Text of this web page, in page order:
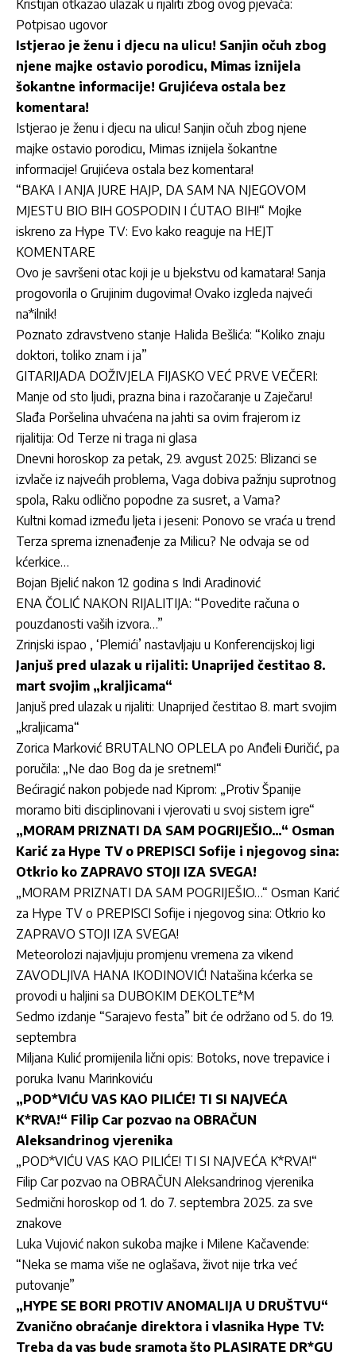
Kristijan otkazao ulazak u rijaliti zbog ovog pjevača:
Potpisao ugovor
Istjerao je ženu i djecu na ulicu! Sanjin očuh zbog
njene majke ostavio porodicu, Mimas iznijela
šokantne informacije! Grujićeva ostala bez
komentara!
Istjerao je ženu i djecu na ulicu! Sanjin očuh zbog njene
majke ostavio porodicu, Mimas iznijela šokantne
informacije! Grujićeva ostala bez komentara!
“BAKA I ANJA JURE HAJP, DA SAM NA NJEGOVOM
MJESTU BIO BIH GOSPODIN I ĆUTAO BIH!“ Mojke
iskreno za Hype TV: Evo kako reaguje na HEJT
KOMENTARE
Ovo je savršeni otac koji je u bjekstvu od kamatara! Sanja
progovorila o Grujinim dugovima! Ovako izgleda najveći
na*ilnik!
Poznato zdravstveno stanje Halida Bešlića: “Koliko znaju
doktori, toliko znam i ja”
GITARIJADA DOŽIVJELA FIJASKO VEĆ PRVE VEČERI:
Manje od sto ljudi, prazna bina i razočaranje u Zaječaru!
Slađa Poršelina uhvaćena na jahti sa ovim frajerom iz
rijalitija: Od Terze ni traga ni glasa
Dnevni horoskop za petak, 29. avgust 2025: Blizanci se
izvlače iz najvećih problema, Vaga dobiva pažnju suprotnog
spola, Raku odlično popodne za susret, a Vama?
Kultni komad između ljeta i jeseni: Ponovo se vraća u trend
Terza sprema iznenađenje za Milicu? Ne odvaja se od
kćerkice…
Bojan Bjelić nakon 12 godina s Indi Aradinović
ENA ČOLIĆ NAKON RIJALITIJA: “Povedite računa o
pouzdanosti vaših izvora…”
Zrinjski ispao , ‘Plemići’ nastavljaju u Konferencijskoj ligi
Janjuš pred ulazak u rijaliti: Unaprijed čestitao 8.
mart svojim „kraljicama“
Janjuš pred ulazak u rijaliti: Unaprijed čestitao 8. mart svojim
„kraljicama“
Zorica Marković BRUTALNO OPLELA po Anđeli Đuričić, pa
poručila: „Ne dao Bog da je sretnem!“
Bećiragić nakon pobjede nad Kiprom: „Protiv Španije
moramo biti disciplinovani i vjerovati u svoj sistem igre“
„MORAM PRIZNATI DA SAM POGRIJEŠIO…“ Osman
Karić za Hype TV o PREPISCI Sofije i njegovog sina:
Otkrio ko ZAPRAVO STOJI IZA SVEGA!
„MORAM PRIZNATI DA SAM POGRIJEŠIO…“ Osman Karić
za Hype TV o PREPISCI Sofije i njegovog sina: Otkrio ko
ZAPRAVO STOJI IZA SVEGA!
Meteorolozi najavljuju promjenu vremena za vikend
ZAVODLJIVA HANA IKODINOVIĆ! Natašina kćerka se
provodi u haljini sa DUBOKIM DEKOLTE*M
Sedmo izdanje “Sarajevo festa” bit će održano od 5. do 19.
septembra
Miljana Kulić promijenila lični opis: Botoks, nove trepavice i
poruka Ivanu Marinkoviću
„POD*VIĆU VAS KAO PILIĆE! TI SI NAJVEĆA
K*RVA!“ Filip Car pozvao na OBRAČUN
Aleksandrinog vjerenika
„POD*VIĆU VAS KAO PILIĆE! TI SI NAJVEĆA K*RVA!“
Filip Car pozvao na OBRAČUN Aleksandrinog vjerenika
Sedmični horoskop od 1. do 7. septembra 2025. za sve
znakove
Luka Vujović nakon sukoba majke i Milene Kačavende:
“Neka se mama više ne oglašava, život nije trka već
putovanje”
„HYPE SE BORI PROTIV ANOMALIJA U DRUŠTVU“
Zvanično obraćanje direktora i vlasnika Hype TV:
Treba da vas bude sramota što PLASIRATE DR*GU